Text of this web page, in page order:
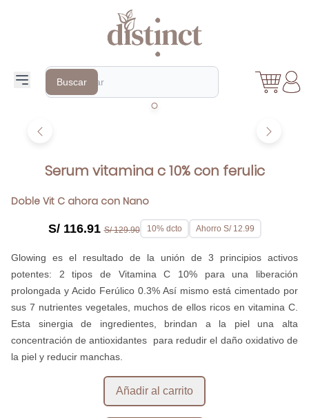
Search
Buscar
Serum vitamina c 10% con ferulic
Doble Vit C ahora con Nano
S/ 116.91S/ 129.90 10% dcto Ahorro S/ 12.99
Glowing es el resultado de la unión de 3 principios activos
potentes: 2 tipos de Vitamina C 10% para una liberación
prolongada y Acido Ferúlico 0.3% Así mismo está cimentado por
sus 7 nutrientes vegetales, muchos de ellos ricos en vitamina C.
Esta sinergia de ingredientes, brindan a la piel una alta
concentración de antioxidantes para redudir el daño oxidativo de
la piel y reducir manchas.